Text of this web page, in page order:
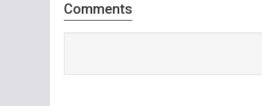
Comments